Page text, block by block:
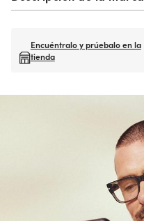
Encuéntralo y prúebalo en la
tienda